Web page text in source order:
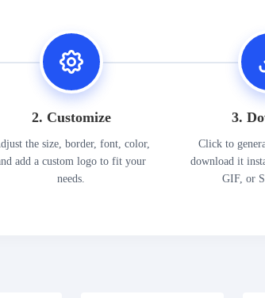
2. Customize
the size, border, font, color,
add a custom logo to fit your
needs.
3.
Click to
download it
GIF, or